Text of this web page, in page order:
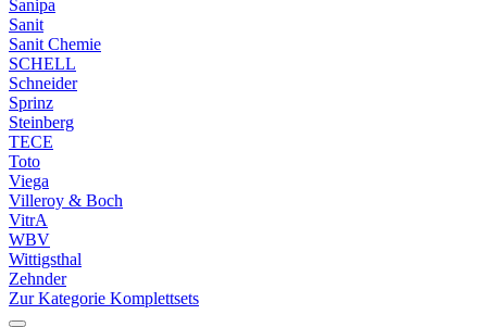
Sanipa
Sanit
Sanit Chemie
SCHELL
Schneider
Sprinz
Steinberg
TECE
Toto
Viega
Villeroy & Boch
VitrA
WBV
Wittigsthal
Zehnder
Zur Kategorie Komplettsets